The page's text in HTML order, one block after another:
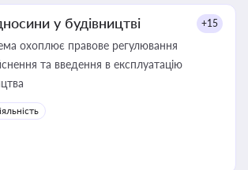
у будівництві +15
охоплює правове регулювання
та введення в експлуатацію